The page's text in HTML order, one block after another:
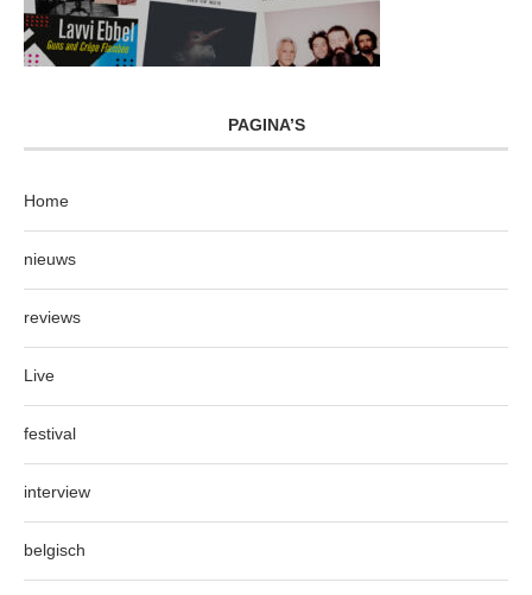
PAGINA’S
Home
nieuws
reviews
Live
festival
interview
belgisch